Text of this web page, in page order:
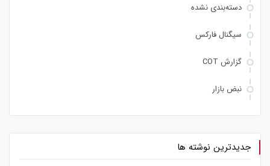
دسته‌بندی نشده
سیگنال فارکس
گزارش COT
نبض بازار
جدیدترین نوشته ها